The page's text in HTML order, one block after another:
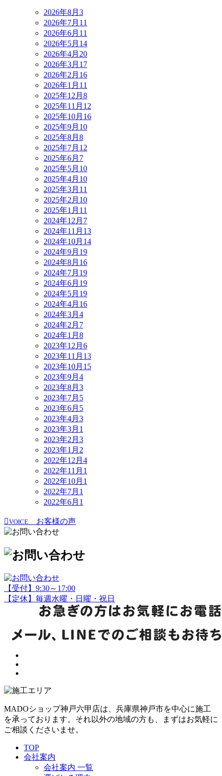
2026年8月 3
2026年7月 11
2026年6月 11
2026年5月 14
2026年4月 20
2026年3月 17
2026年2月 16
2026年1月 11
2025年12月 8
2025年11月 12
2025年10月 16
2025年9月 10
2025年8月 8
2025年7月 12
2025年6月 7
2025年5月 10
2025年4月 10
2025年3月 11
2025年2月 10
2025年1月 11
2024年12月 7
2024年11月 13
2024年10月 14
2024年9月 19
2024年8月 16
2024年7月 19
2024年6月 19
2024年5月 19
2024年4月 16
2024年3月 4
2024年2月 7
2024年1月 8
2023年12月 6
2023年11月 13
2023年10月 15
2023年9月 4
2023年8月 3
2023年7月 5
2023年6月 5
2023年4月 3
2023年3月 1
2023年2月 3
2023年1月 2
2022年12月 4
2022年11月 1
2022年10月 1
2022年7月 1
2022年6月 1
VOICE お客様の声
【受付】9:30～17:00
【定休】毎週水曜・日曜・祝日
MADOショップ神戸六甲店は、兵庫県神戸市を中心に施工
を承っております。それ以外の地域の方も、まずはお気軽に
ご相談くださいませ。
TOP
会社案内
会社案内 一覧